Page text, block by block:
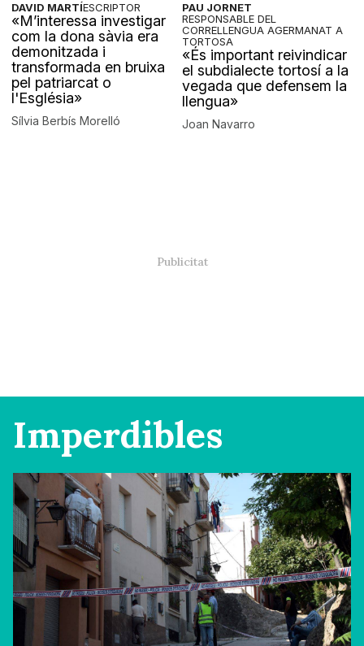
DAVID MARTÍESCRIPTOR
«M’interessa investigar
com la dona sàvia era
demonitzada i
transformada en bruixa
pel patriarcat o
l'Església»
Sílvia Berbís Morelló
PAU JORNET
RESPONSABLE DEL
CORRELLENGUA AGERMANAT A
TORTOSA
«És important reivindicar
el subdialecte tortosí a la
vegada que defensem la
llengua»
Joan Navarro
Imperdibles